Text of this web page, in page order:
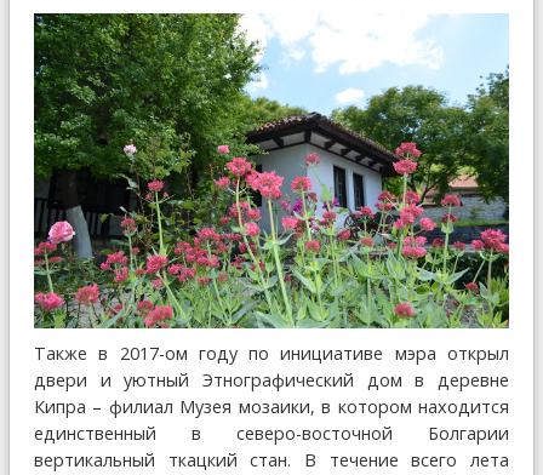
Также в 2017-ом году по инициативе мэра открыл
двери и уютный Этнографический дом в деревне
Кипра – филиал Музея мозаики, в котором находится
единственный в северо-восточной Болгарии
вертикальный ткацкий стан. В течение всего лета